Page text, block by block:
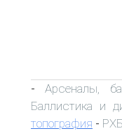
-Арсеналы,
Баллистика и
топография -